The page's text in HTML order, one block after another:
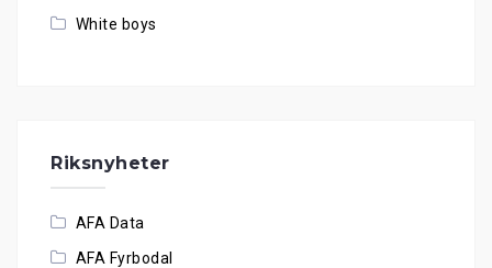
White boys
Riksnyheter
AFA Data
AFA Fyrbodal